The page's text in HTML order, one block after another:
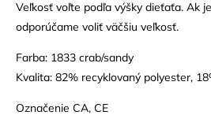
Veľkosť voľte podľa výšky dieťaťa. Ak
odporúčame voliť väčšiu veľkosť.
Farba: 1833 crab/sandy
Kvalita: 82% recyklovaný polyester,
Označenie CA, CE